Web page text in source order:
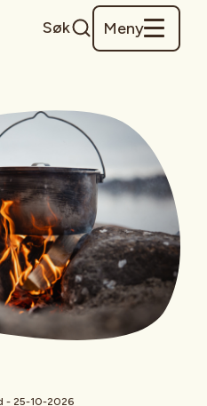
Søk Meny
- 25-10-2026